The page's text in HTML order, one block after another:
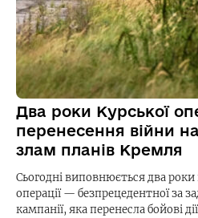
Два роки Курської
перенесення війни
злам планів Кремля
Сьогодні виповнюється два роки
операції — безпрецедентної за
кампанії, яка перенесла бойові